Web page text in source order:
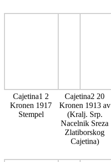
Cajetina1 2
Kronen 1917
Stempel
Cajetina2 20
Kronen 1913 av
(Kralj. Srp.
Nacelnik Sreza
Zlatiborskog
Cajetina)